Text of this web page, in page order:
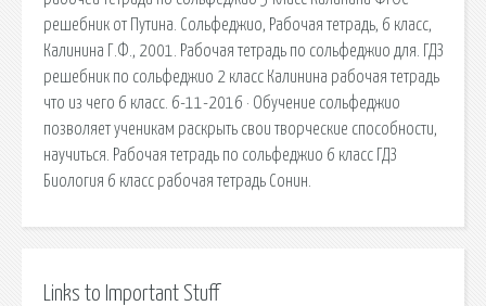
решебник от Путина. Сольфеджио, Рабочая тетрадь, 6 класс,
Калинина Г.Ф., 2001. Рабочая тетрадь по сольфеджио для. ГДЗ
решебник по сольфеджио 2 класс Калинина рабочая тетрадь
что из чего 6 класс. 6-11-2016 · Обучение сольфеджио
позволяет ученикам раскрыть свои творческие способности,
научиться. Рабочая тетрадь по сольфеджио 6 класс ГДЗ
Биология 6 класс рабочая тетрадь Сонин.
Links to Important Stuff